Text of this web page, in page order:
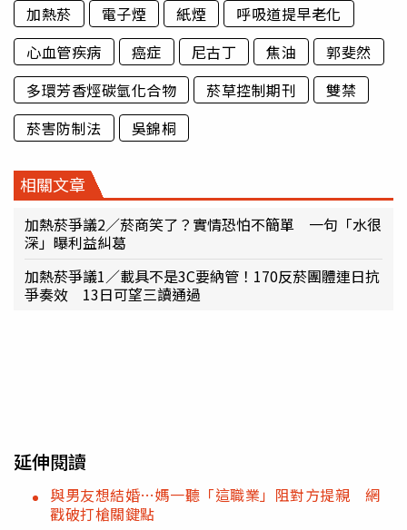
加熱菸 電子煙 紙煙
呼吸道提早老化
心血管疾病
癌症 尼古丁 焦油
郭斐然
多環芳香烴碳氫化合物
菸草控制期刊
雙禁
菸害防制法
吳錦桐
相關文章
加熱菸爭議2／菸商笑了？實情恐怕不簡單 一句「水很
深」曝利益糾葛
加熱菸爭議1／載具不是3C要納管！170反菸團體連日抗
爭奏效 13日可望三讀通過
延伸閱讀
與男友想結婚…媽一聽「這職業」阻對方提親 網
戳破打槍關鍵點